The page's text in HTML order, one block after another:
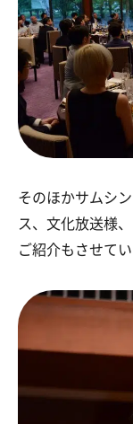
そのほかサムシ
ス、文化放送様
ご紹介もさせて